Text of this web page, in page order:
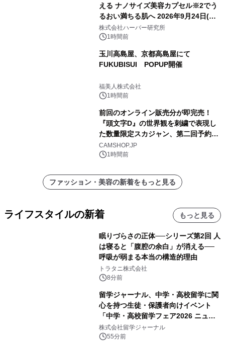
える ナノサイズ美容カプセル※2でう
るおい満ちる肌へ 2026年9月24日(木)
よりリニューアル新発売 『ディープモ
イストセラム』
株式会社ハーバー研究所
1時間前
玉川高島屋、京都高島屋にて
FUKUBISUI POPUP開催
福美人株式会社
1時間前
前回のオンライン販売分が即完売！
『頭文字D』の世界観を刺繍で表現し
た数量限定スカジャン、第二回予約販
売を開始！
CAMSHOP.JP
1時間前
ファッション・美容の新着をもっと見る
ライフスタイルの新着 もっと見る
眠りづらさの正体──シリーズ第2回 人
は寝ると「腹腔の余白」が消える──
呼吸が弱まる本当の構造的理由
トラタニ株式会社
8分前
留学ジャーナル、中学・高校留学に関
心を持つ生徒・保護者向けイベント
「中学・高校留学フェア2026 ニュー
ジーランド＆オーストラリア」を
9/12(土)に開催
株式会社留学ジャーナル
55分前